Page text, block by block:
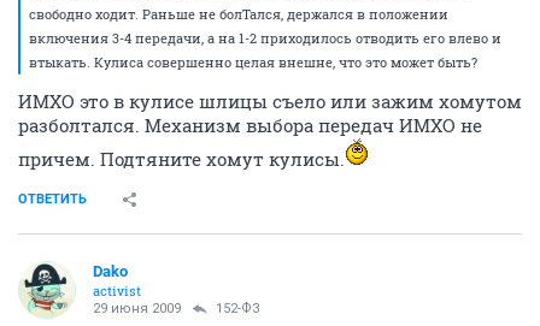
свободно ходит. Раньше не болТался, держался в положении
включения 3-4 передачи, а на 1-2 приходилось отводить его влево и
втыкать. Кулиса совершенно целая внешне, что это может быть?
ИМХО это в кулисе шлицы съело или зажим хомутом
разболтался. Механизм выбора передач ИМХО не
причем. Подтяните хомут кулисы.
ОТВЕТИТЬ
Dako
activist
29 июня 2009 152-ФЗ